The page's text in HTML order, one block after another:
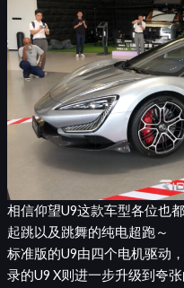
相信仰望U9这款车型各位也
起跳以及跳舞的纯电超跑～
标准版的U9由四个电机驱动
录的U9 X则进一步升级到夸张